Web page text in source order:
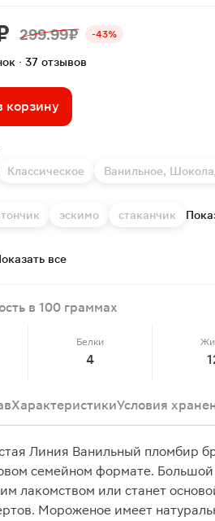
299.99 ₽ -43%
· 37 отзывов
корзину
Классическое Ванильное,
эскимо стаканчик
все
в 100 граммах
Белки
4
ХарактеристикиУсловия
Линия Ванильный пломбир
семейном формате. Большой
лакомством или станет
Мороженое имеет